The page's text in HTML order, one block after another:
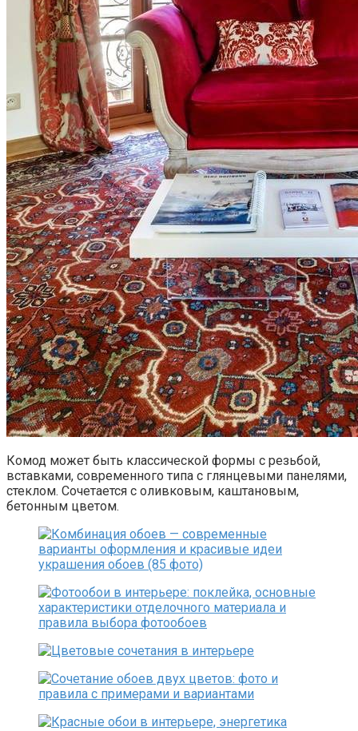
Комод может быть классической формы с резьбой,
вставками, современного типа с глянцевыми панелями,
стеклом. Сочетается с оливковым, каштановым,
бетонным цветом.